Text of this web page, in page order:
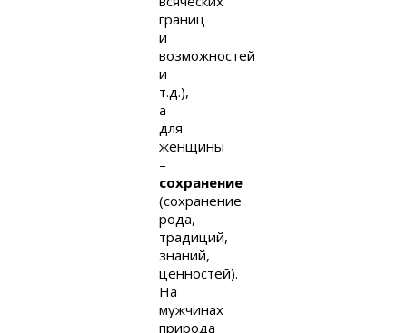
границ
и
возможностей
и
т.д.),
а
для
женщины
–
сохранение
(сохранение
рода,
традиций,
знаний,
ценностей).
На
мужчинах
природа